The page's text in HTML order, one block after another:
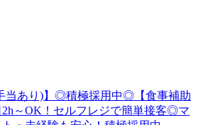
当あり)】◎積極採用中◎【食事補助
2h～OK！セルフレジで簡単接客◎マ